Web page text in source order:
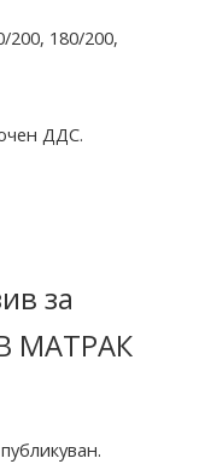
200, 180/200,
ДДС.
за
МАТРАК